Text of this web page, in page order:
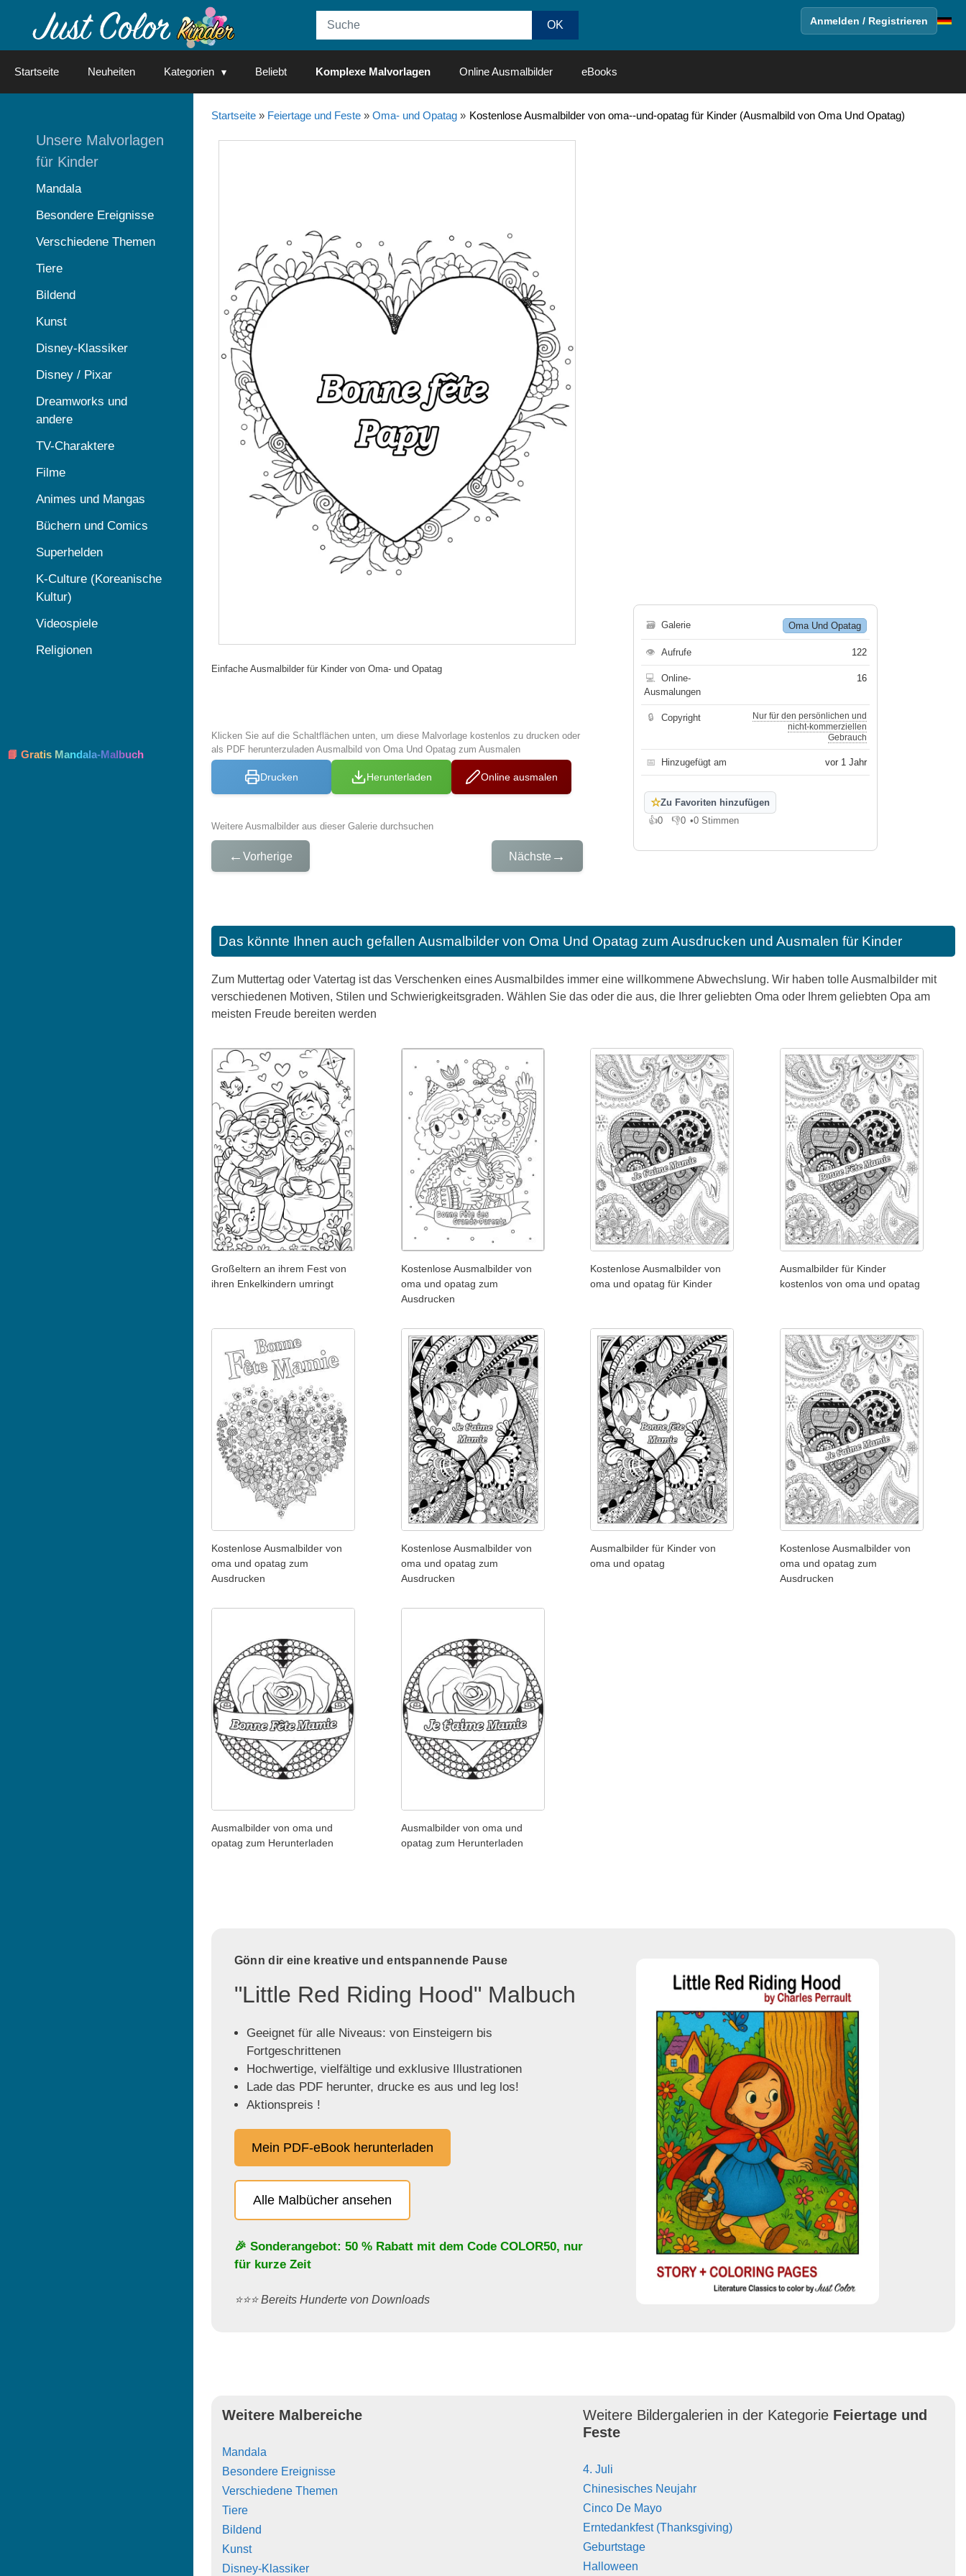
Anmelden / Registrieren
Startseite Neuheiten Kategorien Beliebt Komplexe Malvorlagen Online Ausmalbilder eBooks
Startseite» Feiertage und Feste» Oma- und Opatag» Kostenlose Ausmalbilder von oma--und-opatag für Kinder (Ausmalbild von Oma Und Opatag)
Einfache Ausmalbilder für Kinder von Oma- und Opatag
Klicken Sie auf die Schaltflächen unten, um diese Malvorlage kostenlos zu drucken oder
als PDF herunterzuladen Ausmalbild von Oma Und Opatag zum Ausmalen
Drucken Herunterladen Online ausmalen
Weitere Ausmalbilder aus dieser Galerie durchsuchen
← Vorherige Nächste →
🗃 Galerie Oma Und Opatag
👁 Aufrufe 122
💻
Online-
Ausmalungen
16
🔒 Copyright
Nur für den persönlichen und
nicht-kommerziellen
Gebrauch
📅 Hinzugefügt am vor 1 Jahr
☆Zu Favoriten hinzufügen
👍0
Gefällt mir
👎0
Gefällt mir nicht
•0 Stimmen
Das könnte Ihnen auch gefallen Ausmalbilder von Oma Und Opatag zum Ausdrucken und Ausmalen für Kinder
Zum Muttertag oder Vatertag ist das Verschenken eines Ausmalbildes immer eine willkommene Abwechslung. Wir haben tolle Ausmalbilder mit
verschiedenen Motiven, Stilen und Schwierigkeitsgraden. Wählen Sie das oder die aus, die Ihrer geliebten Oma oder Ihrem geliebten Opa am
meisten Freude bereiten werden
Großeltern an ihrem Fest von
ihren Enkelkindern umringt
Kostenlose Ausmalbilder von
oma und opatag zum
Ausdrucken
Kostenlose Ausmalbilder von
oma und opatag für Kinder
Ausmalbilder für Kinder
kostenlos von oma und opatag
Kostenlose Ausmalbilder von
oma und opatag zum
Ausdrucken
Kostenlose Ausmalbilder von
oma und opatag zum
Ausdrucken
Ausmalbilder für Kinder von
oma und opatag
Kostenlose Ausmalbilder von
oma und opatag zum
Ausdrucken
Ausmalbilder von oma und
opatag zum Herunterladen
Ausmalbilder von oma und
opatag zum Herunterladen
Gönn dir eine kreative und entspannende Pause
"Little Red Riding Hood" Malbuch
Geeignet für alle Niveaus: von Einsteigern bis
Fortgeschrittenen
Hochwertige, vielfältige und exklusive Illustrationen
Lade das PDF herunter, drucke es aus und leg los!
Aktionspreis !
Mein PDF-eBook herunterladen
Alle Malbücher ansehen
🎉 Sonderangebot: 50 % Rabatt mit dem Code COLOR50, nur
für kurze Zeit
⭐️⭐️⭐️ Bereits Hunderte von Downloads
Weitere Malbereiche
Mandala
Besondere Ereignisse
Verschiedene Themen
Tiere
Bildend
Kunst
Disney-Klassiker
Weitere Bildergalerien in der Kategorie Feiertage und
Feste
4. Juli
Chinesisches Neujahr
Cinco De Mayo
Erntedankfest (Thanksgiving)
Geburtstage
Halloween
Unsere Malvorlagen
für Kinder
Mandala
Besondere Ereignisse
Verschiedene Themen
Tiere
Bildend
Kunst
Disney-Klassiker
Disney / Pixar
Dreamworks und
andere
TV-Charaktere
Filme
Animes und Mangas
Büchern und Comics
Superhelden
K-Culture (Koreanische
Kultur)
Videospiele
Religionen
📘 Gratis Mandala-Malbuch